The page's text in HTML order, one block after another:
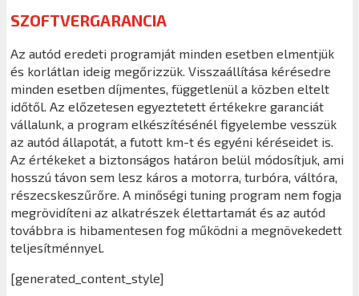
SZOFTVERGARANCIA
Az autód eredeti programját minden esetben elmentjük
és korlátlan ideig megőrizzük. Visszaállítása kérésedre
minden esetben díjmentes, függetlenül a közben eltelt
időtől. Az előzetesen egyeztetett értékekre garanciát
vállalunk, a program elkészítésénél figyelembe vesszük
az autód állapotát, a futott km-t és egyéni kéréseidet is.
Az értékeket a biztonságos határon belül módosítjuk, ami
hosszú távon sem lesz káros a motorra, turbóra, váltóra,
részecskeszűrőre. A minőségi tuning program nem fogja
megrövidíteni az alkatrészek élettartamát és az autód
továbbra is hibamentesen fog működni a megnövekedett
teljesítménnyel.
[generated_content_style]